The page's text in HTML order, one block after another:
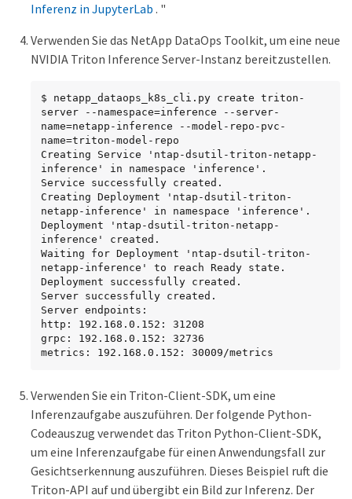
Inferenz in JupyterLab . "
Verwenden Sie das NetApp DataOps Toolkit, um eine neue
NVIDIA Triton Inference Server-Instanz bereitzustellen.
$ netapp_dataops_k8s_cli.py create triton-
server --namespace=inference --server-
name=netapp-inference --model-repo-pvc-
name=triton-model-repo
Creating Service 'ntap-dsutil-triton-netapp-
inference' in namespace 'inference'.
Service successfully created.
Creating Deployment 'ntap-dsutil-triton-
netapp-inference' in namespace 'inference'.
Deployment 'ntap-dsutil-triton-netapp-
inference' created.
Waiting for Deployment 'ntap-dsutil-triton-
netapp-inference' to reach Ready state.
Deployment successfully created.
Server successfully created.
Server endpoints:
http: 192.168.0.152: 31208
grpc: 192.168.0.152: 32736
metrics: 192.168.0.152: 30009/metrics
Verwenden Sie ein Triton-Client-SDK, um eine
Inferenzaufgabe auszuführen. Der folgende Python-
Codeauszug verwendet das Triton Python-Client-SDK,
um eine Inferenzaufgabe für einen Anwendungsfall zur
Gesichtserkennung auszuführen. Dieses Beispiel ruft die
Triton-API auf und übergibt ein Bild zur Inferenz. Der